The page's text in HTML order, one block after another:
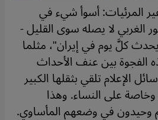
المرئيات: أسوأ شيء في
الغربي لا يصله سوى القليل -
كلَّ يوم في إيران"، مثلما
الفجوة بين عنف الأحداث
الإعلام تلقي بثقلها الكبير
على النساء. وهذا
وحيدون في وضعهم المأساوي.